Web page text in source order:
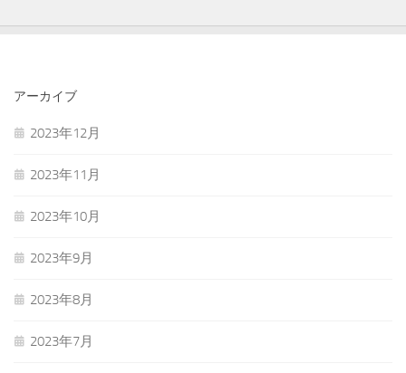
アーカイブ
2023年12月
2023年11月
2023年10月
2023年9月
2023年8月
2023年7月